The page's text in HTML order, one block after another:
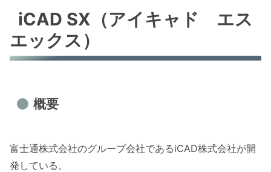
iCAD SX（アイキャド エス
エックス）
概要
富士通株式会社のグループ会社であるiCAD株式会社が開
発している。